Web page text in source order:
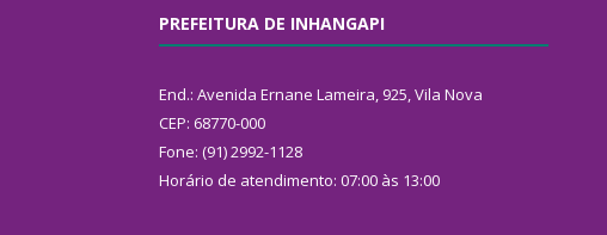
PREFEITURA DE INHANGAPI
End.: Avenida Ernane Lameira, 925, Vila Nova
CEP: 68770-000
Fone: (91) 2992-1128
Horário de atendimento: 07:00 às 13:00